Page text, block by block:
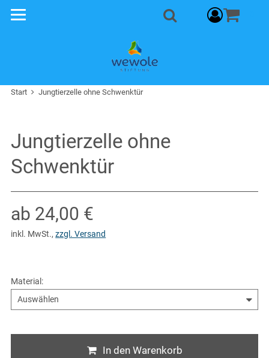
Start Jungtierzelle ohne Schwenktür
Jungtierzelle ohne
Schwenktür
ab 24,00 €
inkl. MwSt.,zzgl. Versand
Material :
In den Warenkorb